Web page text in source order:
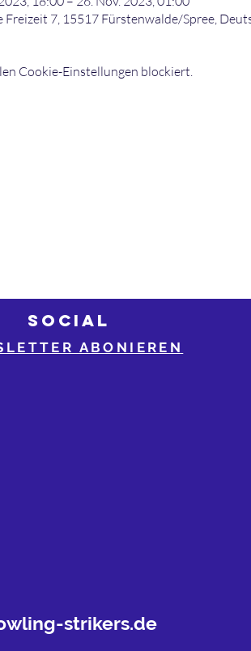
Freizeit 7, 15517 Fürstenwalde/Spree,
Cookie-Einstellungen blockiert.
SOCIAL
ABONIEREN
strikers.de